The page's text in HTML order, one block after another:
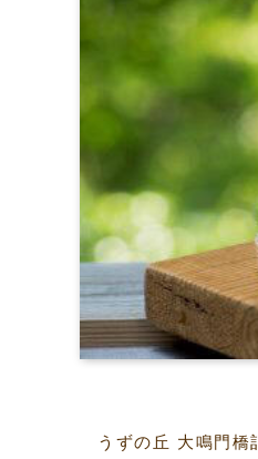
うずの丘 大鳴門